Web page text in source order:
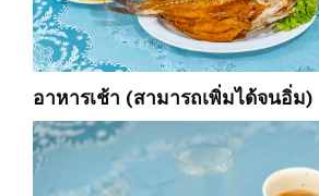
อาหารเช้า (สามารถเพิ่มได้จนอิ่ม)